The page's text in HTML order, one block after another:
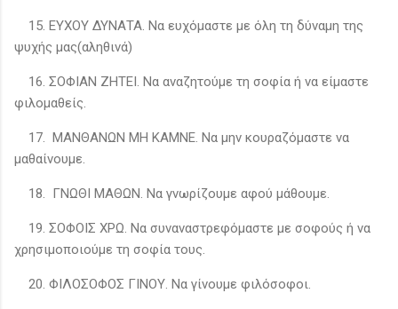
15. ΕΥΧΟΥ ΔΥΝΑΤΑ. Να ευχόμαστε με όλη τη δύναμη της
ψυχής μας(αληθινά)
16. ΣΟΦΙΑΝ ΖΗΤΕΙ. Να αναζητούμε τη σοφία ή να είμαστε
φιλομαθείς.
17. ΜΑΝΘΑΝΩΝ ΜΗ ΚΑΜΝΕ. Να μην κουραζόμαστε να
μαθαίνουμε.
18. ΓΝΩΘΙ ΜΑΘΩΝ. Να γνωρίζουμε αφού μάθουμε.
19. ΣΟΦΟΙΣ ΧΡΩ. Να συναναστρεφόμαστε με σοφούς ή να
χρησιμοποιούμε τη σοφία τους.
20. ΦΙΛΟΣΟΦΟΣ ΓΙΝΟΥ. Να γίνουμε φιλόσοφοι.